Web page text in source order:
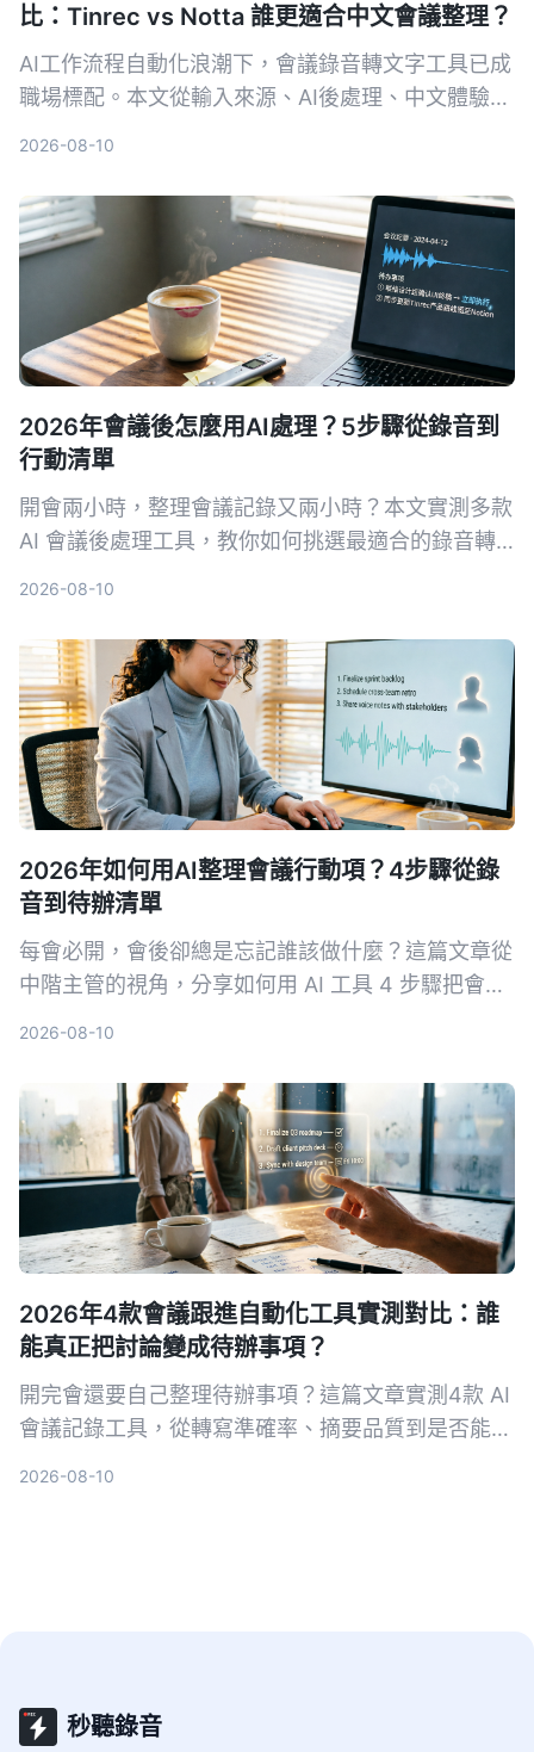
比：Tinrec vs Notta 誰更適合中文會議整理？
AI工作流程自動化浪潮下，會議錄音轉文字工具已成
職場標配。本文從輸入來源、AI後處理、中文體驗與
選擇。
2026-08-10
2026年會議後怎麼用AI處理？5步驟從錄音到
行動清單
開會兩小時，整理會議記錄又兩小時？本文實測多款
AI 會議後處理工具，教你如何挑選最適合的錄音轉
間。
2026-08-10
2026年如何用AI整理會議行動項？4步驟從錄
音到待辦清單
每會必開，會後卻總是忘記誰該做什麼？這篇文章從
中階主管的視角，分享如何用 AI 工具 4 步驟把會議
2026-08-10
2026年4款會議跟進自動化工具實測對比：誰
能真正把討論變成待辦事項？
開完會還要自己整理待辦事項？這篇文章實測4款 AI
會議記錄工具，從轉寫準確率、摘要品質到是否能自
2026-08-10
秒聽錄音